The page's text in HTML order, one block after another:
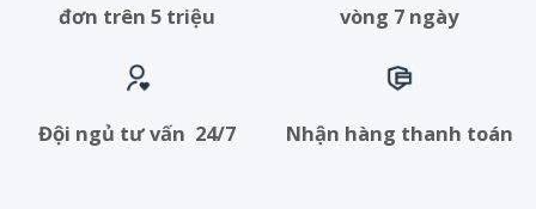
đơn trên 5 triệu
vòng 7 ngày
Đội ngủ tư vấn 24/7 Nhận hàng thanh toán